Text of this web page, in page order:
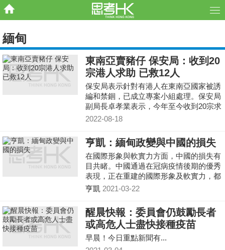
緬甸
東南亞賣豬仔 保安局：收到20
宗港人求助 已救12人
保安局表示針對有港人在東南亞國家被誘
編和禁錮，已成立專案小組處理。保安局
副局長卓孝業表示，今年至今收到20宗求
助，有12人確認安全，其中10人返港，有
2022-08-18
亨凱：緬甸政變與中國的損失
在國際形象與軟實力方面，中國的損失有
目共睹。中國通過在冠病疫情後期的優秀
表現，正在重建的國際形象及軟實力，都
將會因為緬甸的案例而再次受到污名化。
亨凱 2021-03-22
醒晨快報：委員會仍鼓勵長者
或高危人士盡快接種疫苗
早晨！今日重點新聞有...